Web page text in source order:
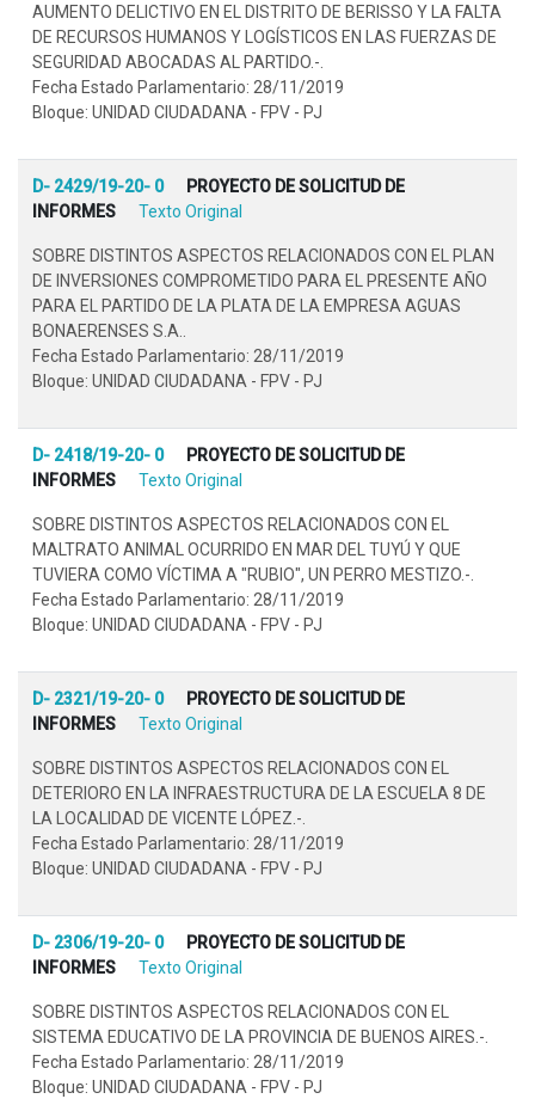
AUMENTO DELICTIVO EN EL DISTRITO DE BERISSO Y LA FALTA
DE RECURSOS HUMANOS Y LOGÍSTICOS EN LAS FUERZAS DE
SEGURIDAD ABOCADAS AL PARTIDO.-.
Fecha Estado Parlamentario: 28/11/2019
Bloque: UNIDAD CIUDADANA - FPV - PJ
D- 2429/19-20- 0
PROYECTO DE SOLICITUD DE
INFORMES
Texto Original
SOBRE DISTINTOS ASPECTOS RELACIONADOS CON EL PLAN
DE INVERSIONES COMPROMETIDO PARA EL PRESENTE AÑO
PARA EL PARTIDO DE LA PLATA DE LA EMPRESA AGUAS
BONAERENSES S.A..
Fecha Estado Parlamentario: 28/11/2019
Bloque: UNIDAD CIUDADANA - FPV - PJ
D- 2418/19-20- 0
PROYECTO DE SOLICITUD DE
INFORMES
Texto Original
SOBRE DISTINTOS ASPECTOS RELACIONADOS CON EL
MALTRATO ANIMAL OCURRIDO EN MAR DEL TUYÚ Y QUE
TUVIERA COMO VÍCTIMA A "RUBIO", UN PERRO MESTIZO.-.
Fecha Estado Parlamentario: 28/11/2019
Bloque: UNIDAD CIUDADANA - FPV - PJ
D- 2321/19-20- 0
PROYECTO DE SOLICITUD DE
INFORMES
Texto Original
SOBRE DISTINTOS ASPECTOS RELACIONADOS CON EL
DETERIORO EN LA INFRAESTRUCTURA DE LA ESCUELA 8 DE
LA LOCALIDAD DE VICENTE LÓPEZ.-.
Fecha Estado Parlamentario: 28/11/2019
Bloque: UNIDAD CIUDADANA - FPV - PJ
D- 2306/19-20- 0
PROYECTO DE SOLICITUD DE
INFORMES
Texto Original
SOBRE DISTINTOS ASPECTOS RELACIONADOS CON EL
SISTEMA EDUCATIVO DE LA PROVINCIA DE BUENOS AIRES.-.
Fecha Estado Parlamentario: 28/11/2019
Bloque: UNIDAD CIUDADANA - FPV - PJ